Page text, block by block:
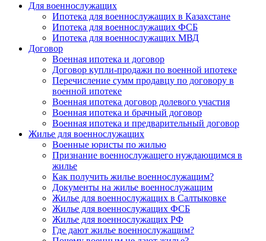
Для военнослужащих
Ипотека для военнослужащих в Казахстане
Ипотека для военнослужащих ФСБ
Ипотека для военнослужащих МВД
Договор
Военная ипотека и договор
Договор купли-продажи по военной ипотеке
Перечисление сумм продавцу по договору в
военной ипотеке
Военная ипотека договор долевого участия
Военная ипотека и брачный договор
Военная ипотека и предварительный договор
Жилье для военнослужащих
Военные юристы по жилью
Признание военнослужащего нуждающимся в
жилье
Как получить жилье военнослужащим?
Документы на жилье военнослужащим
Жилье для военнослужащих в Салтыковке
Жилье для военнослужащих ФСБ
Жилье для военнослужащих РФ
Где дают жилье военнослужащим?